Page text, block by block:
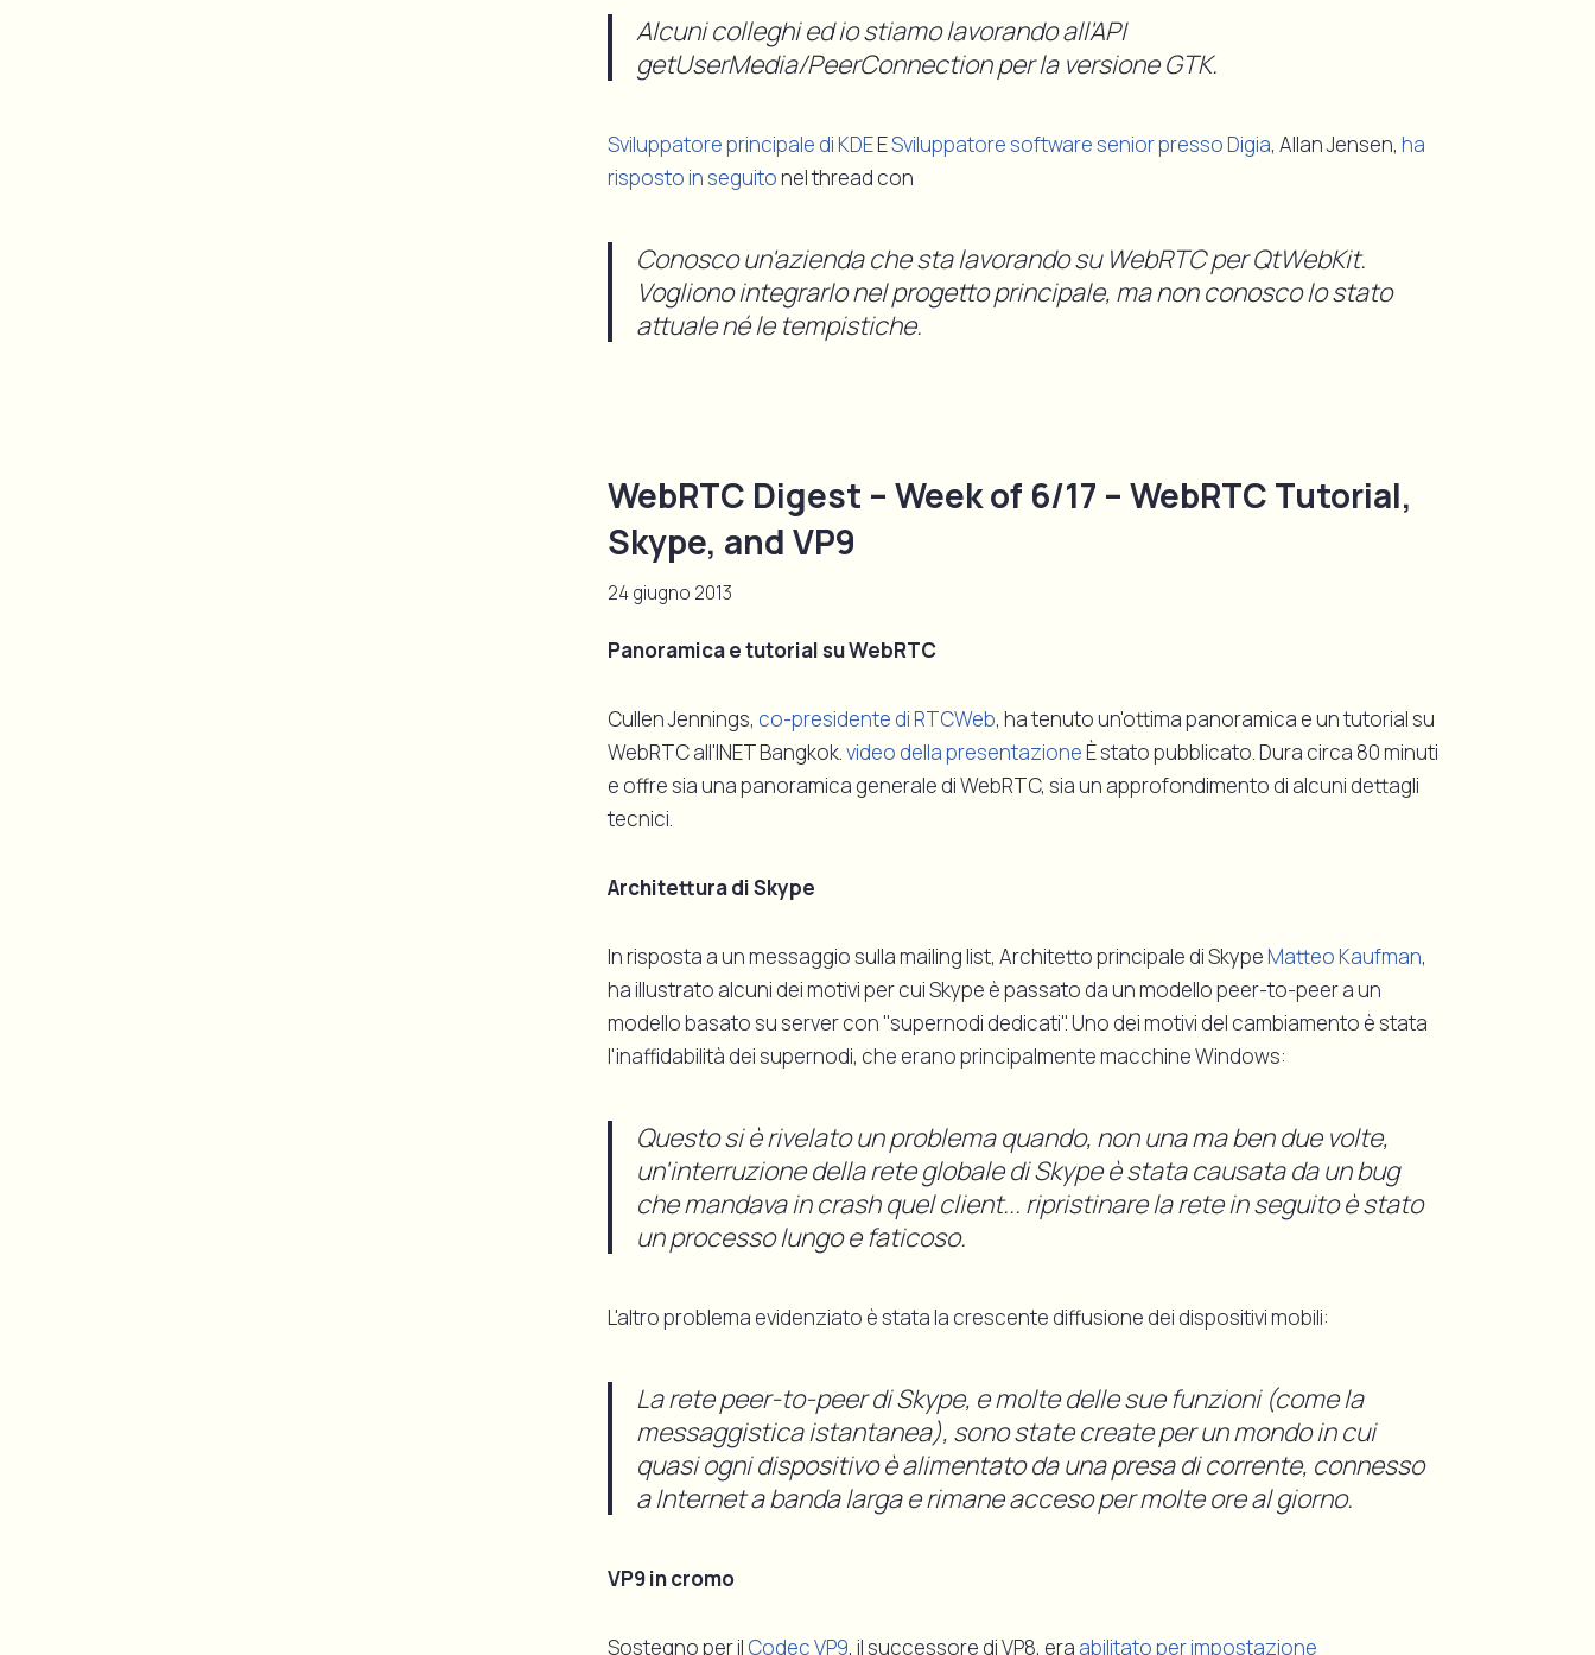
Alcuni colleghi ed io stiamo lavorando all'API
getUserMedia/PeerConnection per la versione GTK.
Sviluppatore principale di KDEESviluppatore software senior presso Digia, Allan Jensen, ha
risposto in seguitonel thread con
Conosco un'azienda che sta lavorando su WebRTC per QtWebKit.
Vogliono integrarlo nel progetto principale, ma non conosco lo stato
attuale né le tempistiche.
WebRTC Digest – Week of 6/17 – WebRTC Tutorial,
Skype, and VP9
24 giugno 2013
Panoramica e tutorial su WebRTC
Cullen Jennings, co-presidente di RTCWeb, ha tenuto un'ottima panoramica e un tutorial su
WebRTC all'INET Bangkok.video della presentazioneÈ stato pubblicato. Dura circa 80 minuti
e offre sia una panoramica generale di WebRTC, sia un approfondimento di alcuni dettagli
tecnici.
Architettura di Skype
In risposta a un messaggio sulla mailing list, Architetto principale di Skype Matteo Kaufman,
ha illustrato alcuni dei motivi per cui Skype è passato da un modello peer-to-peer a un
modello basato su server con "supernodi dedicati". Uno dei motivi del cambiamento è stata
l'inaffidabilità dei supernodi, che erano principalmente macchine Windows:
Questo si è rivelato un problema quando, non una ma ben due volte,
un'interruzione della rete globale di Skype è stata causata da un bug
che mandava in crash quel client... ripristinare la rete in seguito è stato
un processo lungo e faticoso.
L'altro problema evidenziato è stata la crescente diffusione dei dispositivi mobili:
La rete peer-to-peer di Skype, e molte delle sue funzioni (come la
messaggistica istantanea), sono state create per un mondo in cui
quasi ogni dispositivo è alimentato da una presa di corrente, connesso
a Internet a banda larga e rimane acceso per molte ore al giorno.
VP9 in cromo
Sostegno per il Codec VP9, il successore di VP8, era abilitato per impostazione